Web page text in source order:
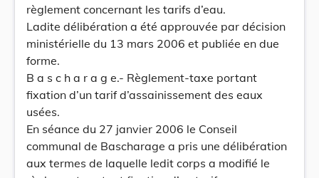
règlement concernant les tarifs d’eau.
Ladite délibération a été approuvée par décision
ministérielle du 13 mars 2006 et publiée en due
forme.
B a s c h a r a g e.- Règlement-taxe portant
fixation d’un tarif d’assainissement des eaux
usées.
En séance du 27 janvier 2006 le Conseil
communal de Bascharage a pris une délibération
aux termes de laquelle ledit corps a modifié le